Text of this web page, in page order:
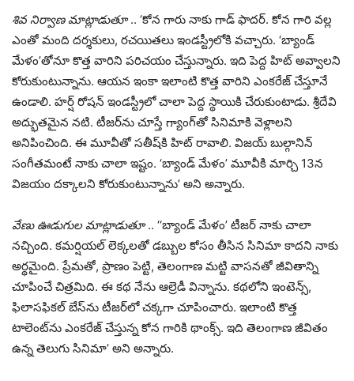
శివ నిర్వాణ మాట్లాడుతూ.. ‘కోన గారు నాకు గాడ్ ఫాదర్. కోన గారి వల్ల
ఎంతో మంది దర్శకులు, రచయితలు ఇండస్ట్రీలోకి వచ్చారు. ‘బ్యాండ్
మేళం’తోనూ కొత్త వారిని పరిచయం చేస్తున్నారు. ఇది పెద్ద హిట్ అవ్వాలని
కోరుకుంటున్నాను. ఆయన ఇంకా ఇలాంటి కొత్త వారిని ఎంకరేజ్ చేస్తూనే
ఉండాలి. హర్ష్ రోషన్ ఇండస్ట్రీలో చాలా పెద్ద స్థాయికి చేరుకుంటాడు. శ్రీదేవి
అద్భుతమైన నటి. టీజర్‌ను చూస్తే గ్యాంగ్‌తో సినిమాకి వెళ్లాలని
అనిపించింది. ఈ మూవీతో సతీష్‌కి హిట్ రావాలి. విజయ్ బుల్గానిన్
సంగీతమంటే నాకు చాలా ఇష్టం. ‘బ్యాండ్ మేళం’ మూవీకి మార్చి 13న
విజయం దక్కాలని కోరుకుంటున్నాను’ అని అన్నారు.
వేణు ఊడుగుల మాట్లాడుతూ.. ‘‘బ్యాండ్ మేళం’ టీజర్ నాకు చాలా
నచ్చింది. కమర్షియల్ లెక్కలతో డబ్బుల కోసం తీసిన సినిమా కాదని నాకు
అర్థమైంది. ప్రేమతో, ప్రాణం పెట్టి, తెలంగాణ మట్టి వాసనతో జీవితాన్ని
చూపించే చిత్రమిది. ఈ కథ నేను ఆల్రెడీ విన్నాను. కథలోని ఇంటెన్స్,
ఫిలాసఫికల్ బేస్‌ను టీజర్‌లో చక్కగా చూపించారు. ఇలాంటి కొత్త
టాలెంట్‌ను ఎంకరేజ్ చేస్తున్న కోన గారికి థాంక్స్. ఇది తెలంగాణ జీవితం
ఉన్న తెలుగు సినిమా’ అని అన్నారు.